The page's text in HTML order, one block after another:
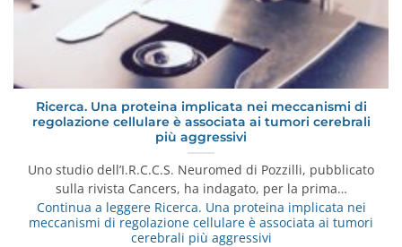
Ricerca. Una proteina implicata nei meccanismi di
regolazione cellulare è associata ai tumori cerebrali
più aggressivi
Uno studio dell’I.R.C.C.S. Neuromed di Pozzilli, pubblicato
sulla rivista Cancers, ha indagato, per la prima…
Continua a leggereRicerca. Una proteina implicata nei
meccanismi di regolazione cellulare è associata ai tumori
cerebrali più aggressivi